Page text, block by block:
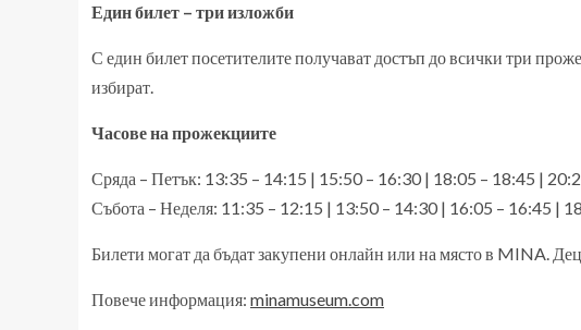
Един билет – три изложби
С един билет посетителите получават достъп до всички три
избират.
Часове на прожекциите
Сряда – Петък: 13:35 – 14:15 | 15:50 – 16:30 | 18:05 – 18:45 |
Събота – Неделя: 11:35 – 12:15 | 13:50 – 14:30 | 16:05 – 16:45 |
Билети могат да бъдат закупени онлайн или на място в MINA.
Повече информация: minamuseum.com